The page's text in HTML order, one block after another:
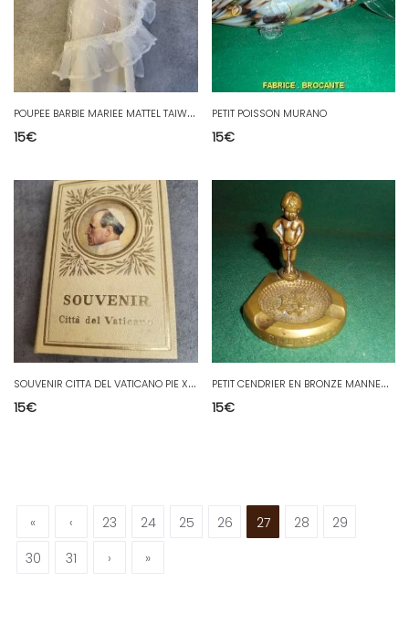
P
OUPEE BARBIE MARIEE MATTEL TAIWAN 1966 N° 2
15€
PETIT POISSON MURANO
15€
S
OUVENIR CITTA DEL VATICANO PIE XII +LIVRET DE TIMBRES AUTHENTIQUES + 3 MONNAIES
15€
P
ETIT CENDRIER EN BRONZE MANNEQUIN PIS BRUXELLES
15€
« ‹ 23 24 25 26 27 28
29
30
31 › »